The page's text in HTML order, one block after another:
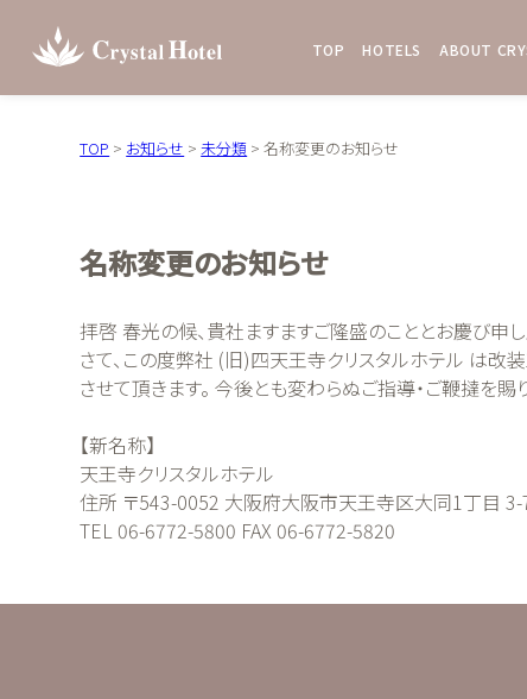
TOP HOTELS ABOUT
TOP > お知らせ >未分類 >名称変更のお知らせ
名称変更のお知らせ
拝啓 春光の候、貴社ますますご隆盛のこととお慶び申
さて、この度弊社 (旧)四天王寺クリスタルホテル は改
させて頂きます。 今後とも変わらぬご指導・ご鞭撻を賜
【新名称】
天王寺クリスタルホテル
住所 〒543-0052 大阪府大阪市天王寺区大同1丁目 3-
TEL 06-6772-5800 FAX 06-6772-5820